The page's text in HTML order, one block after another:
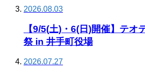
2026.08.03
【9/5(土)・6(日)開催】テオ
祭 in 井手町役場
2026.07.27